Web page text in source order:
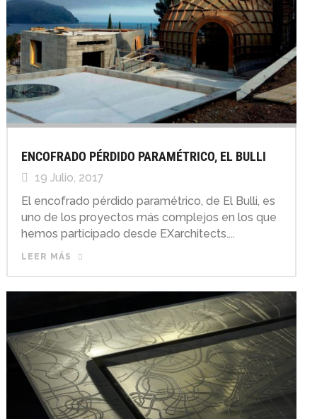
ENCOFRADO PÉRDIDO PARAMÉTRICO, EL BULLI
19 Julio, 2017
El encofrado pérdido paramétrico, de El Bulli, es
uno de los proyectos más complejos en los que
hemos participado desde EXarchitects....
LEER MÁS